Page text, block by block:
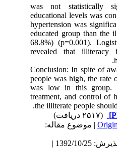
was not statistically
educational levels was
hypertension was
educated group than
68.8%) (p=0.001).
revealed that
Conclusion: In spite of
people was high, the
was low in this group.
treatment, and control
the illiterate people
| موضوع مقاله:
دریافت: 1392/10/25 | پذیرش: 1392/10/25 |